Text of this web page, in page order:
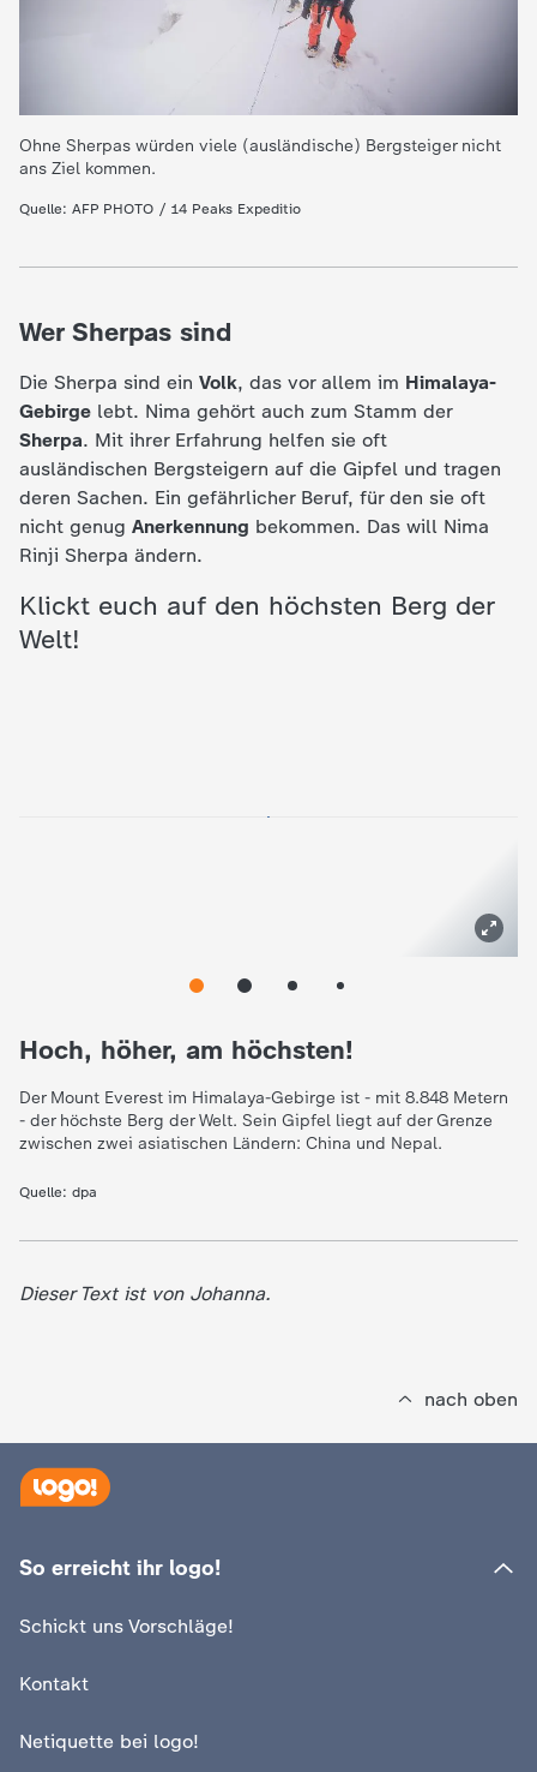
n
d
Z
D
Ohne Sherpas würden viele (ausländische) Bergsteiger nicht
ans Ziel kommen.
Quelle: AFP PHOTO / 14 Peaks Expeditio
Wer Sherpas sind
Die Sherpa sind ein Volk, das vor allem im Himalaya-
Gebirge lebt. Nima gehört auch zum Stamm der
Sherpa. Mit ihrer Erfahrung helfen sie oft
ausländischen Bergsteigern auf die Gipfel und tragen
deren Sachen. Ein gefährlicher Beruf, für den sie oft
nicht genug Anerkennung bekommen. Das will Nima
Rinji Sherpa ändern.
Klickt euch auf den höchsten Berg der
Welt!
Hoch, höher, am höchsten!
Der Mount Everest im Himalaya-Gebirge ist - mit 8.848 Metern
- der höchste Berg der Welt. Sein Gipfel liegt auf der Grenze
zwischen zwei asiatischen Ländern: China und Nepal.
Quelle: dpa
Dieser Text ist von Johanna.
nach oben
So erreicht ihr logo!
Schickt uns Vorschläge!
Kontakt
Netiquette bei logo!